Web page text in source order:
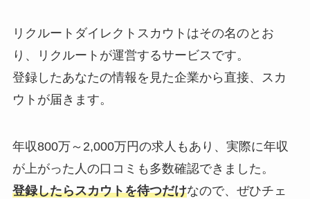
リクルートダイレクトスカウトはその名のとお
り、リクルートが運営するサービスです。
登録したあなたの情報を見た企業から直接、スカ
ウトが届きます。
年収800万～2,000万円の求人もあり、実際に年収
が上がった人の口コミも多数確認できました。
登録したらスカウトを待つだけなので、ぜひチェ